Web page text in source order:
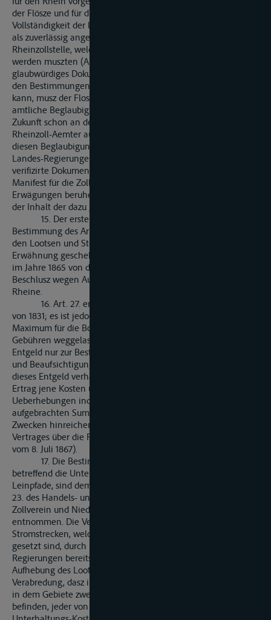
der Flösze und für die Untersuchungen in Bezug auf die
Vollständigkeit der letzteren gebildet. Diese Angaben konnten
als zuverlässig angesehen werden, da sie an der ersten
Rheinzollstelle, welche das Flosz passirte, amtlich verifizirt
werden muszten (Artikel 28. der Akte von 1831). Ein
glaubwürdiges Dokument, das als Anhalt für die Prüfung, ob
den Bestimmungen der Flosz-Ordnung genügt sei, dienen
kann, musz der Floszführer auch ferner mit sich führen. Die
amtliche Beglaubigung der bezüglichen Angaben ist aber in
Zukunft schon an dem Abfahrtsorte herbeizuführen, da die
Rheinzoll-Aemter augheoben sind. Welche Behörden mit
diesen Beglaubigungen zu beauftragen sein werden, kann den
Landes-Regierungen überlassen bleiben. Das soclhergestalt
verifizirte Dokument, der Floszschein, soll dann zugleich als
Manifest für die Zollabfertigung dienen. Auf diesen
Erwägungen beruhen die Festsetzungen im Artikel 25. und
der Inhalt der dazu gehörigen Anlage B.
15. Der erste Satz des Artikel 26. enthält die
Bestimmung des Artikels 60. der Akte von 1831, nur ist neben
den Lootsen und Steuerleuten noch der Wahrschauer
Erwähnung geschehen. Der zweite Satz gründet sich auf den
im Jahre 1865 von der Central-Kommission gefaszten
Beschlusz wegen Aufhebung des Lootsenzwanges auf dem
Rheine.
16. Art. 27. entspricht den Art. 55., 69. und 70. der Akte
von 1831; es ist jedoch das im Art. 69. vorgeschriebene
Maximum für die Bohlwerks-, Krahn-, Waage- und Magazin-
Gebühren weggelassen worden, weil die Festsetzung, dasz ein
Entgeld nur zur Bestreitung der nothwendigen Unterhaltings-
und Beaufsichtigungs-Kosten erhoben werden soll, und dasz
dieses Entgeld verhältniszmäszig herabzusetzen sei, wenn der
Ertrag jene Kosten übersteigt, die Schiffahrt gegen
Ueberhebungen ind gegen die Verwendung der von ihr
aufgebrachten Summen zu andern, ihren Interessen fremden
Zwecken hinreichend sicher stellt (vergl. Übrigens Art. 25. des
Vertrages über die Fortdauer des Zoll- und Handelsvereines
vom 8. Juli 1867).
17. Die Bestimmungen im Alinea I, des Art. 28.,
betreffend die Unterhaltung des Fahrwassers und der
Leinpfade, sind dem Art. 67. der Akte von 1831 und dem Art.
23. des Handels- und Schiffahrtsvertrages zwischen dem
Zollverein und Niederland vom 31. Dezember 1831
entnommen. Die Verpflichtung, das Fahrwasser auf
Stromstrecken, welche noch nicht hinreichend in Stand
gesetzt sind, durch Baken zu bezeichnen, ist von der Ufer-
Regierungen bereits im Jahre 1865 bei Gelegenheit der
Aufhebung des Lootsenzwanges übernommen worden. Die
Verabredung, dasz in dem Falle, wo solche Stromstrecken sich
in dem Gebiete zweier gegenüberliegenden Uferstaaten
befinden, jeder von ihnen die Hälfte der Anlage- und